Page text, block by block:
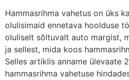
Hammasrihma vahetus on üks
olulisimaid ennetava hoolduse
oluliselt sõltuvalt auto margist,
ja sellest, mida koos
Selles artiklis anname ülevaate
hammasrihma vahetuse